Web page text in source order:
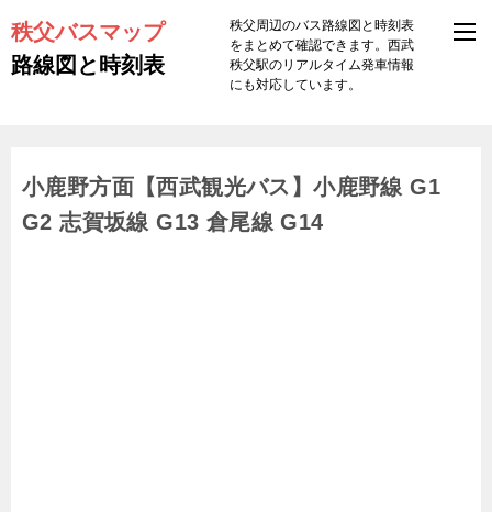
秩父バスマップ
路線図と時刻表
秩父周辺のバス路線図と時刻表
をまとめて確認できます。西武
秩父駅のリアルタイム発車情報
にも対応しています。
小鹿野方面【西武観光バス】小鹿野線 G1
G2 志賀坂線 G13 倉尾線 G14